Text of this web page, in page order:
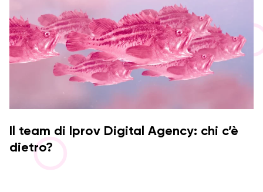
Il team di Iprov Digital Agency: chi c’è
dietro?